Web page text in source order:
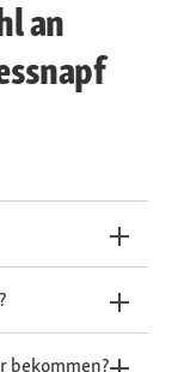
an
bekommen?